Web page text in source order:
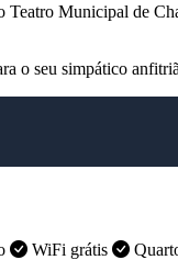
Municipal de
o seu simpático
WiFi grátis